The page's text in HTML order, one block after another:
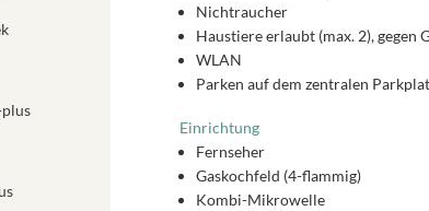
Nichtraucher
Haustiere erlaubt (max. 2), gegen
WLAN
Parken auf dem zentralen
Einrichtung
Fernseher
Gaskochfeld (4-flammig)
Kombi-Mikrowelle